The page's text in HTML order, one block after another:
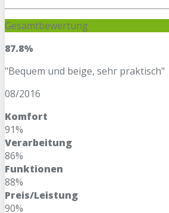
Gesamtbewertung
87.8%
"Bequem und beige, sehr praktisch"
08/2016
Komfort
91%
Verarbeitung
86%
Funktionen
88%
Preis/Leistung
90%